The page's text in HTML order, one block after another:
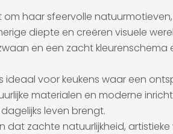
haar sfeervolle
diepte en creëren visuele
en een zacht
voor keukens waar een
materialen en moderne
leven brengt.
dat zachte natuurlijkheid,